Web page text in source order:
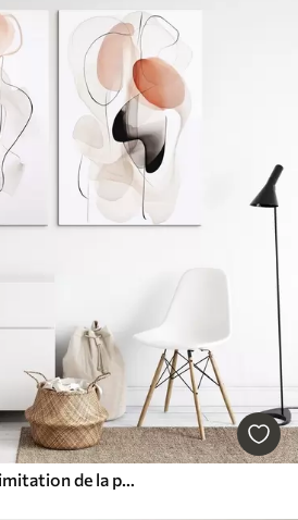
Peintures Abstraction, imitation de la peinture